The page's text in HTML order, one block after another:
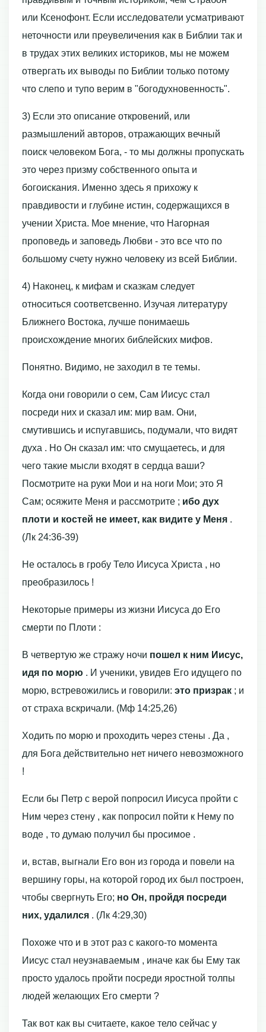
или Ксенофонт. Если исследователи усматривают
неточности или преувеличения как в Библии так и
в трудах этих великих историков, мы не можем
отвергать их выводы по Библии только потому
что слепо и тупо верим в "богодухновенность".
3) Если это описание откровений, или
размышлений авторов, отражающих вечный
поиск человеком Бога, - то мы должны пропускать
это через призму собственного опыта и
богоискания. Именно здесь я прихожу к
правдивости и глубине истин, содержащихся в
учении Христа. Мое мнение, что Нагорная
проповедь и заповедь Любви - это все что по
большому счету нужно человеку из всей Библии.
4) Наконец, к мифам и сказкам следует
относиться соответсвенно. Изучая литературу
Ближнего Востока, лучше понимаешь
происхождение многих библейских мифов.
Понятно. Видимо, не заходил в те темы.
Когда они говорили о сем, Сам Иисус стал
посреди них и сказал им: мир вам. Они,
смутившись и испугавшись, подумали, что видят
духа . Но Он сказал им: что смущаетесь, и для
чего такие мысли входят в сердца ваши?
Посмотрите на руки Мои и на ноги Мои; это Я
Сам; осяжите Меня и рассмотрите ; ибо дух
плоти и костей не имеет, как видите у Меня .
(Лк 24:36-39)
Не осталось в гробу Тело Иисуса Христа , но
преобразилось !
Некоторые примеры из жизни Иисуса до Его
смерти по Плоти :
В четвертую же стражу ночи пошел к ним Иисус,
идя по морю . И ученики, увидев Его идущего по
морю, встревожились и говорили: это призрак ; и
от страха вскричали. (Мф 14:25,26)
Ходить по морю и проходить через стены . Да ,
для Бога действительно нет ничего невозможного
!
Если бы Петр с верой попросил Иисуса пройти с
Ним через стену , как попросил пойти к Нему по
воде , то думаю получил бы просимое .
и, встав, выгнали Его вон из города и повели на
вершину горы, на которой город их был построен,
чтобы свергнуть Его; но Он, пройдя посреди
них, удалился . (Лк 4:29,30)
Похоже что и в этот раз с какого-то момента
Иисус стал неузнаваемым , иначе как бы Ему так
просто удалось пройти посреди яростной толпы
людей желающих Его смерти ?
Так вот как вы считаете, какое тело сейчас у